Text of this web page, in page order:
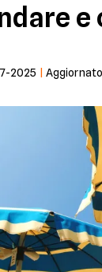
2025 Aggiornato